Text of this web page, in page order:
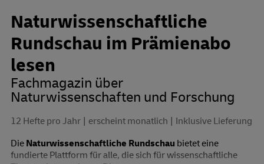
Naturwissenschaftliche
Rundschau im Prämienabo
lesen
Fachmagazin über
Naturwissenschaften und Forschung
12 Hefte pro Jahr erscheint monatlich
Inklusive Lieferung
Die Naturwissenschaftliche Rundschau bietet eine
fundierte Plattform für alle, die sich für wissenschaftliche